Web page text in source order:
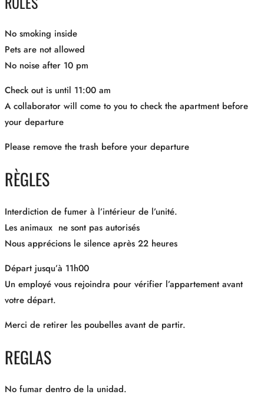
No smoking inside
Pets are not allowed
No noise after 10 pm
Check out is until 11:00 am
A collaborator will come to you to check the apartment before
your departure
Please remove the trash before your departure
RÈGLES
Interdiction de fumer à l’intérieur de l’unité.
Les animaux ne sont pas autorisés
Nous apprécions le silence après 22 heures
Départ jusqu’à 11h00
Un employé vous rejoindra pour vérifier l’appartement avant
votre départ.
Merci de retirer les poubelles avant de partir.
REGLAS
No fumar dentro de la unidad.